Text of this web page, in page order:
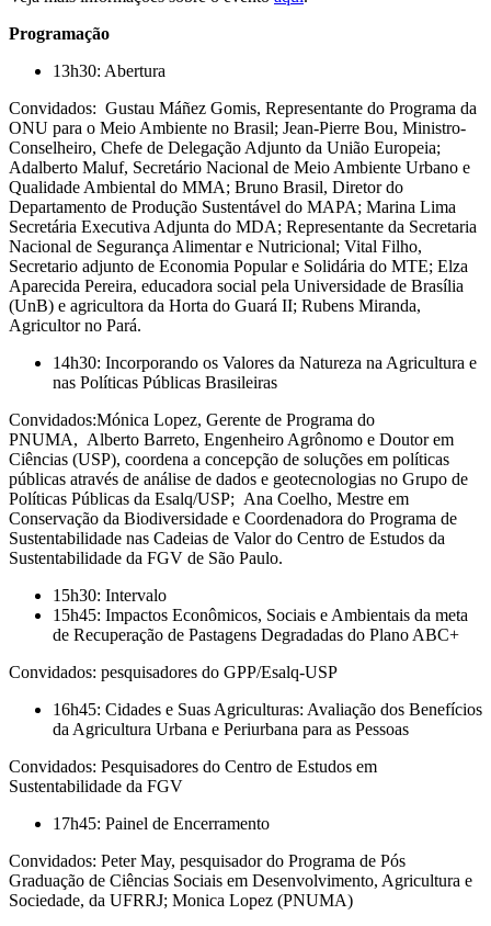
Programação
13h30: Abertura
Convidados: Gustau Máñez Gomis, Representante do Programa da
ONU para o Meio Ambiente no Brasil; Jean-Pierre Bou, Ministro-
Conselheiro, Chefe de Delegação Adjunto da União Europeia;
Adalberto Maluf, Secretário Nacional de Meio Ambiente Urbano e
Qualidade Ambiental do MMA; Bruno Brasil, Diretor do
Departamento de Produção Sustentável do MAPA; Marina Lima
Secretária Executiva Adjunta do MDA; Representante da Secretaria
Nacional de Segurança Alimentar e Nutricional; Vital Filho,
Secretario adjunto de Economia Popular e Solidária do MTE; Elza
Aparecida Pereira, educadora social pela Universidade de Brasília
(UnB) e agricultora da Horta do Guará II; Rubens Miranda,
Agricultor no Pará.
14h30: Incorporando os Valores da Natureza na Agricultura e
nas Políticas Públicas Brasileiras
Convidados:Mónica Lopez, Gerente de Programa do
PNUMA, Alberto Barreto, Engenheiro Agrônomo e Doutor em
Ciências (USP), coordena a concepção de soluções em políticas
públicas através de análise de dados e geotecnologias no Grupo de
Políticas Públicas da Esalq/USP; Ana Coelho, Mestre em
Conservação da Biodiversidade e Coordenadora do Programa de
Sustentabilidade nas Cadeias de Valor do Centro de Estudos da
Sustentabilidade da FGV de São Paulo.
15h30: Intervalo
15h45: Impactos Econômicos, Sociais e Ambientais da meta
de Recuperação de Pastagens Degradadas do Plano ABC+
Convidados: pesquisadores do GPP/Esalq-USP
16h45: Cidades e Suas Agriculturas: Avaliação dos Benefícios
da Agricultura Urbana e Periurbana para as Pessoas
Convidados: Pesquisadores do Centro de Estudos em
Sustentabilidade da FGV
17h45: Painel de Encerramento
Convidados: Peter May, pesquisador do Programa de Pós
Graduação de Ciências Sociais em Desenvolvimento, Agricultura e
Sociedade, da UFRRJ; Monica Lopez (PNUMA)